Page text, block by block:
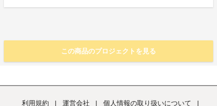
この商品のプロジェクトを見る
利用規約 | 運営会社 | 個人情報の取り扱いについて |